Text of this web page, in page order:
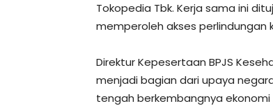
Tokopedia Tbk. Kerja sama ini
memperoleh akses perlindungan
Direktur Kepesertaan BPJS
menjadi bagian dari upaya
tengah berkembangnya ekonomi